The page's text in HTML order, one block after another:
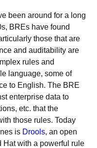
been around for a long
BREs have found
those that are
and auditability are
rules and
language, some of
to English. The BRE
enterprise data to
etc. that the
those rules. Today
is Drools, an open
Hat with a powerful rule